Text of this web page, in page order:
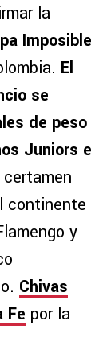
la
Imposible
El
se
de peso
Juniors e
continente
y
Chivas
Fe por la